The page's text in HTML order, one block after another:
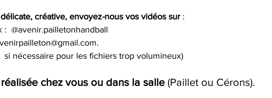
créative, envoyez-nous vos vidéos sur :
@avenir.pailletonhandball
si nécessaire pour les fichiers trop volumineux)
chez vous ou dans la salle (Paillet ou Cérons).